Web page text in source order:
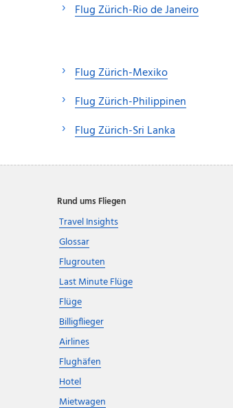
Flug Zürich-Rio de Janeiro
Flug Zürich-Mexiko
Flug Zürich-Philippinen
Flug Zürich-Sri Lanka